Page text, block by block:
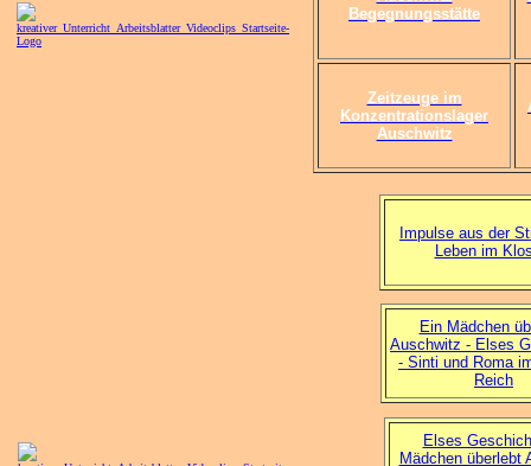
Begegnungsstätte
Zeitzeuge im
Konzentrationslager
Auschwitz
Impulse aus der
Leben im
Ein Mädchen
Auschwitz - Elses
- Sinti und Roma
Reich
Elses
Mädchen überlebt